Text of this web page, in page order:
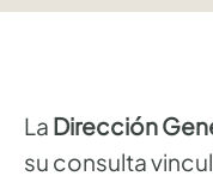
La Dirección
su consulta